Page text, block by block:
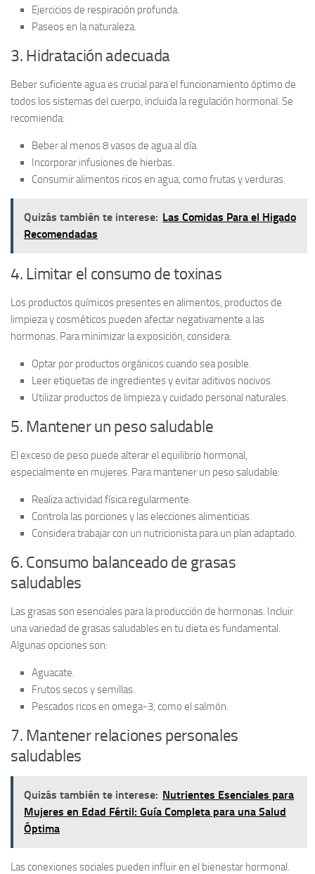
Ejercicios de respiración profunda.
Paseos en la naturaleza.
3. Hidratación adecuada
Beber suficiente agua es crucial para el funcionamiento óptimo de
todos los sistemas del cuerpo, incluida la regulación hormonal. Se
recomienda:
Beber al menos 8 vasos de agua al día.
Incorporar infusiones de hierbas.
Consumir alimentos ricos en agua, como frutas y verduras.
Quizás también te interese: Las Comidas Para el Higado
Recomendadas
4. Limitar el consumo de toxinas
Los productos químicos presentes en alimentos, productos de
limpieza y cosméticos pueden afectar negativamente a las
hormonas. Para minimizar la exposición, considera:
Optar por productos orgánicos cuando sea posible.
Leer etiquetas de ingredientes y evitar aditivos nocivos.
Utilizar productos de limpieza y cuidado personal naturales.
5. Mantener un peso saludable
El exceso de peso puede alterar el equilibrio hormonal,
especialmente en mujeres. Para mantener un peso saludable:
Realiza actividad física regularmente.
Controla las porciones y las elecciones alimenticias.
Considera trabajar con un nutricionista para un plan adaptado.
6. Consumo balanceado de grasas
saludables
Las grasas son esenciales para la producción de hormonas. Incluir
una variedad de grasas saludables en tu dieta es fundamental.
Algunas opciones son:
Aguacate.
Frutos secos y semillas.
Pescados ricos en omega-3, como el salmón.
7. Mantener relaciones personales
saludables
Quizás también te interese: Nutrientes Esenciales para
Mujeres en Edad Fértil: Guía Completa para una Salud
Óptima
Las conexiones sociales pueden influir en el bienestar hormonal.